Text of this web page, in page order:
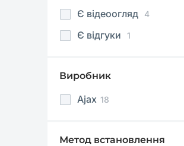
Є відеоогляд 4
Є відгуки 1
Виробник
Ajax 18
Метод встановлення